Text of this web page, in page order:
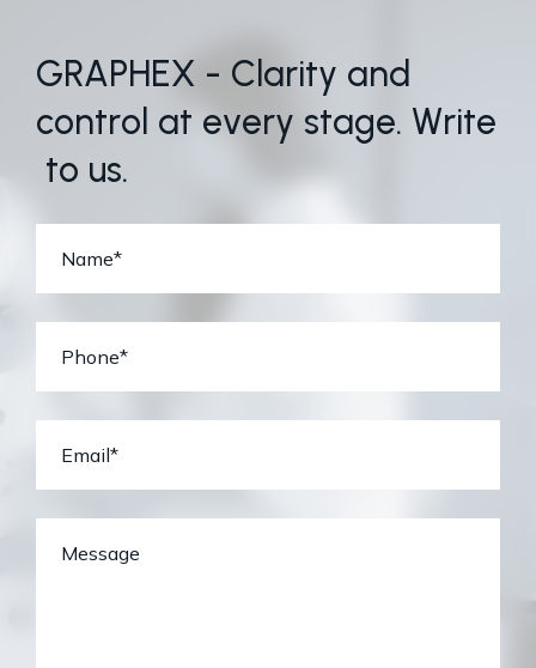
GRAPHEX - Clarity and
control at every stage. Write
to us.